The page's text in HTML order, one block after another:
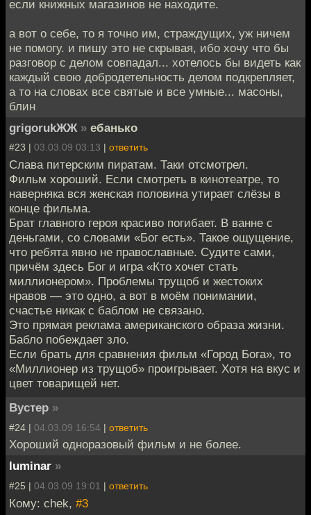
если книжных магазинов не находите.
а вот о себе, то я точно им, страждущих, уж ничем
не помогу. и пишу это не скрывая, ибо хочу что бы
разговор с делом совпадал... хотелось бы видеть как
каждый свою добродетельность делом подкрепляет,
а то на словах все святые и все умные... масоны,
блин
grigorukЖЖ » ебанько
#23 | 03.03.09 03:13 | ответить
Слава питерским пиратам. Таки отсмотрел.
Фильм хороший. Если смотреть в кинотеатре, то
наверняка вся женская половина утирает слёзы в
конце фильма.
Брат главного героя красиво погибает. В ванне с
деньгами, со словами «Бог есть». Такое ощущение,
что ребята явно не православные. Судите сами,
причём здесь Бог и игра «Кто хочет стать
миллионером». Проблемы трущоб и жестоких
нравов — это одно, а вот в моём понимании,
счастье никак с баблом не связано.
Это прямая реклама американского образа жизни.
Бабло побеждает зло.
Если брать для сравнения фильм «Город Бога», то
«Миллионер из трущоб» проигрывает. Хотя на вкус и
цвет товарищей нет.
Вустер »
#24 | 04.03.09 16:54 | ответить
Хороший одноразовый фильм и не более.
luminar »
#25 | 04.03.09 19:01 | ответить
Кому: chek, #3